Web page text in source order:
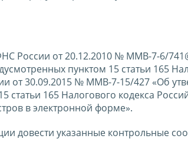
России от 20.12.2010 № ММВ-7-6/
пунктом 15 статьи 165
от 30.09.2015 № ММВ-7-15/427 «Об
статьи 165 Налогового кодекса
в электронной форме».
довести указанные контрольные